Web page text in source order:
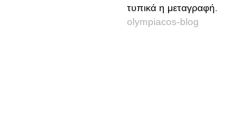
τυπικά η μεταγραφή.
olympiacos-blog